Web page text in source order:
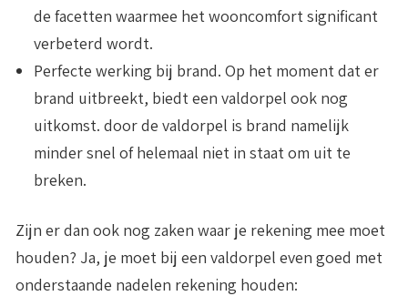
de facetten waarmee het wooncomfort significant
verbeterd wordt.
Perfecte werking bij brand. Op het moment dat er
brand uitbreekt, biedt een valdorpel ook nog
uitkomst. door de valdorpel is brand namelijk
minder snel of helemaal niet in staat om uit te
breken.
Zijn er dan ook nog zaken waar je rekening mee moet
houden? Ja, je moet bij een valdorpel even goed met
onderstaande nadelen rekening houden: